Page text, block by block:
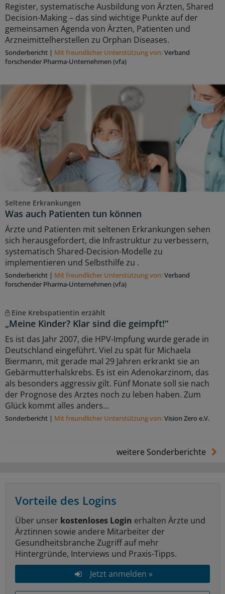
Register, systematische Ausbildung von Ärzten, Shared
Decision-Making – das sind wichtige Punkte auf der
gemeinsamen Agenda von Ärzten, Patienten und
Arzneimittelherstellen zu Orphan Diseases.
Sonderbericht | Mit freundlicher Unterstützung von:Verband
forschender Pharma-Unternehmen (vfa)
Seltene Erkrankungen
Was auch Patienten tun können
Ärzte und Patienten mit seltenen Erkrankungen sehen
sich herausgefordert, die Infrastruktur zu verbessern,
systematisch Shared-Decision-Modelle zu
implementieren und Selbsthilfe zu .
Sonderbericht | Mit freundlicher Unterstützung von:Verband
forschender Pharma-Unternehmen (vfa)
Eine Krebspatientin erzählt
„Meine Kinder? Klar sind die geimpft!“
Es ist das Jahr 2007, die HPV-Impfung wurde gerade in
Deutschland eingeführt. Viel zu spät für Michaela
Biermann, mit gerade mal 29 Jahren erkrankt sie an
Gebärmutterhalskrebs. Es ist ein Adenokarzinom, das
als besonders aggressiv gilt. Fünf Monate soll sie nach
der Prognose des Arztes noch zu leben haben. Zum
Glück kommt alles anders...
Sonderbericht | Mit freundlicher Unterstützung von:Vision Zero e.V.
weitere Sonderberichte
Vorteile des Logins
Über unser kostenloses Login erhalten Ärzte und
Ärztinnen sowie andere Mitarbeiter der
Gesundheitsbranche Zugriff auf mehr
Hintergründe, Interviews und Praxis-Tipps.
Jetzt anmelden »